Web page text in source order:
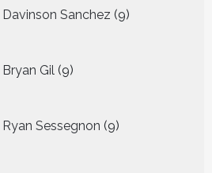
Davinson Sanchez 9
producten
Bryan Gil 9
producten
Ryan Sessegnon 9
producten